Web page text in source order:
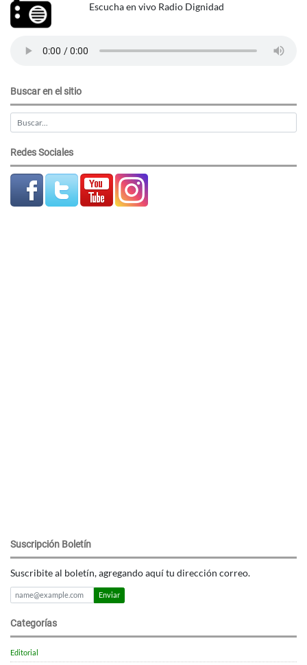
Escucha en vivo Radio Dignidad
Buscar en el sitio
Redes Sociales
Suscripción Boletín
Suscribite al boletín, agregando aquí tu dirección correo.
Enviar
Categorías
Editorial